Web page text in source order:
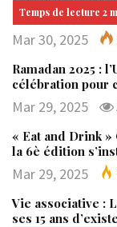
Mar 30, 2025
Ramadan 2025 :
célébration pour
Mar 29, 2025
« Eat and Drink
la 6è édition
Mar 29, 2025
Vie associative :
ses 15 ans